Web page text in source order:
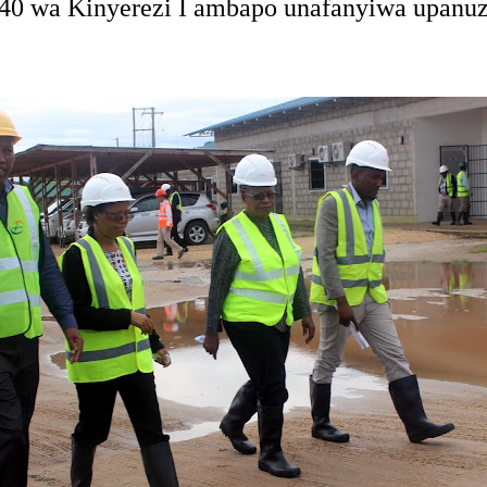
wa Kinyerezi I ambapo unafanyiwa